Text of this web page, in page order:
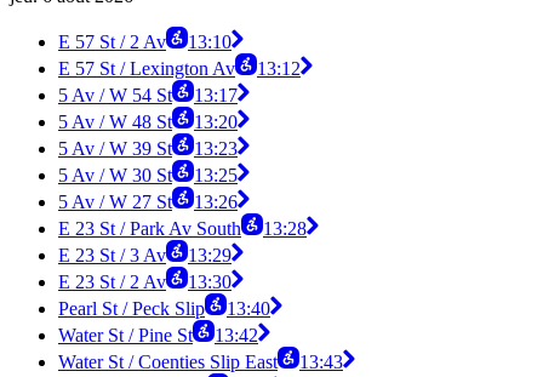
E 57 St / 2 Av
13:10
E 57 St / Lexington Av
13:12
5 Av / W 54 St
13:17
5 Av / W 48 St
13:20
5 Av / W 39 St
13:23
5 Av / W 30 St
13:25
5 Av / W 27 St
13:26
E 23 St / Park Av South
13:28
E 23 St / 3 Av
13:29
E 23 St / 2 Av
13:30
Pearl St / Peck Slip
13:40
Water St / Pine St
13:42
Water St / Coenties Slip East
13:43